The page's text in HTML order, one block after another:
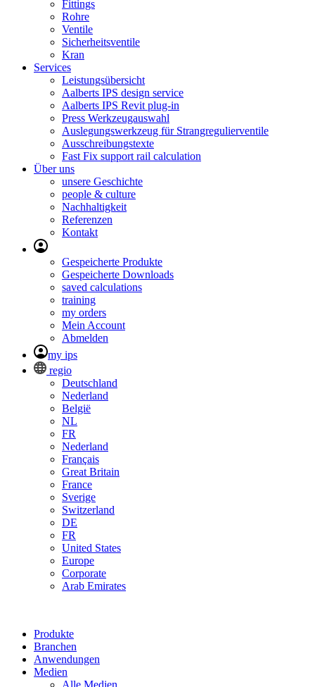
Fittings
Rohre
Ventile
Sicherheitsventile
Kran
Services
Leistungsübersicht
Aalberts IPS design service
Aalberts IPS Revit plug-in
Press Werkzeugauswahl
Auslegungswerkzeug für Strangregulierventile
Ausschreibungstexte
Fast Fix support rail calculation
Über uns
unsere Geschichte
people & culture
Nachhaltigkeit
Referenzen
Kontakt
Gespeicherte Produkte
Gespeicherte Downloads
saved calculations
training
my orders
Mein Account
Abmelden
my ips
regio
Deutschland
Nederland
België
NL
FR
Nederland
Français
Great Britain
France
Sverige
Switzerland
DE
FR
United States
Europe
Corporate
Arab Emirates
Produkte
Branchen
Anwendungen
Medien
Alle Medien